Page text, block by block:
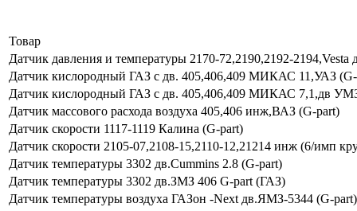
Товар
Датчик давления и температуры 2170-72,2190,2192-2194,Vesta
Датчик кислородный ГАЗ c дв. 405,406,409 МИКАС 11,УАЗ
Датчик кислородный ГАЗ c дв. 405,406,409 МИКАС 7,1,дв
Датчик массового расхода воздуха 405,406 инж,ВАЗ (G-part)
Датчик скорости 1117-1119 Калина (G-part)
Датчик скорости 2105-07,2108-15,2110-12,21214 инж (6/имп
Датчик температуры 3302 дв.Cummins 2.8 (G-part)
Датчик температуры 3302 дв.ЗМЗ 406 G-part (ГАЗ)
Датчик температуры воздуха ГАЗон -Next дв.ЯМЗ-5344 (G-part)